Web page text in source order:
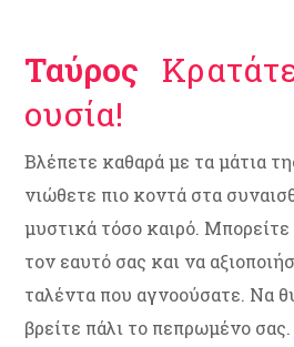
Ταύρος
ουσία!
Βλέπετε καθαρά με τα μάτια
νιώθετε πιο κοντά στα
μυστικά τόσο καιρό.
τον εαυτό σας και να
ταλέντα που αγνοούσατε. Να
βρείτε πάλι το πεπρωμένο σας.